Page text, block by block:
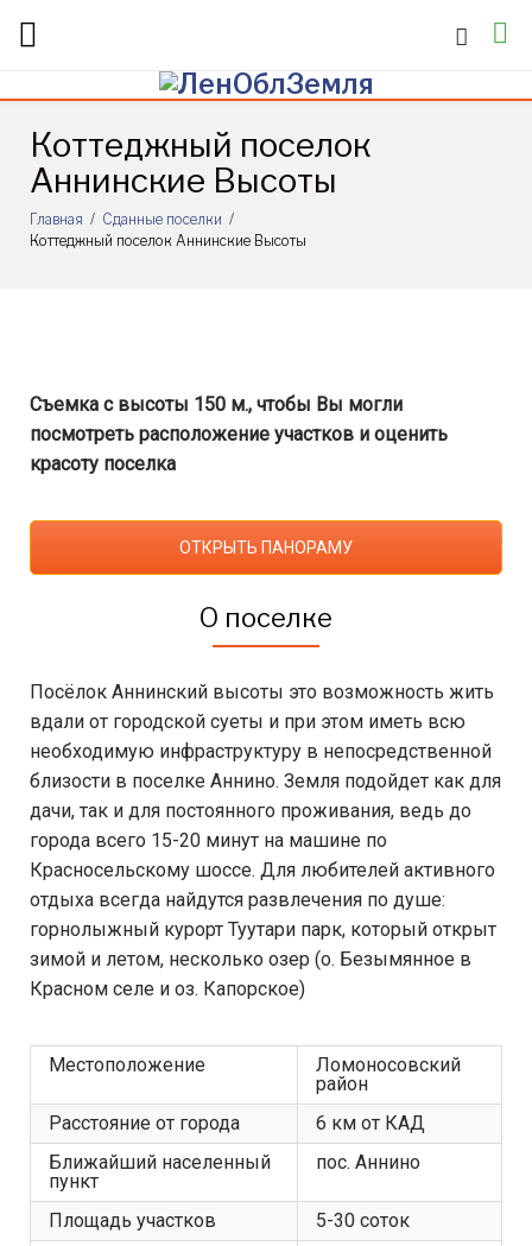
Коттеджный поселок
Аннинские Высоты
Главная / Сданные поселки /
Коттеджный поселок Аннинские Высоты
Аннинские
Высоты
Съемка с высоты 150 м., чтобы Вы могли
посмотреть расположение участков и оценить
красоту поселка
ОТКРЫТЬ ПАНОРАМУ
О поселке
Посёлок Аннинский высоты это возможность жить
вдали от городской суеты и при этом иметь всю
необходимую инфраструктуру в непосредственной
близости в поселке Аннино. Земля подойдет как для
дачи, так и для постоянного проживания, ведь до
города всего 15-20 минут на машине по
Красносельскому шоссе. Для любителей активного
отдыха всегда найдутся развлечения по душе:
горнолыжный курорт Туутари парк, который открыт
зимой и летом, несколько озер (о. Безымянное в
Красном селе и оз. Капорское)
Местоположение
Ломоносовский
район
Расстояние от города
6 км от КАД
Ближайший населенный
пункт
пос. Аннино
Площадь участков
5-30 соток